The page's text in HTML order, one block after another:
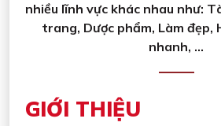
nhiều lĩnh vực khác nhau như:
trang, Dược phẩm, Làm đẹp,
nhanh, ...
GIỚI THIỆU